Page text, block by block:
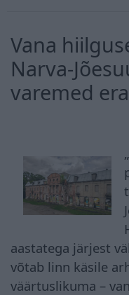
Vana
Narva-
varemed
aastatega järjest
võtab linn käsile
väärtuslikuma –